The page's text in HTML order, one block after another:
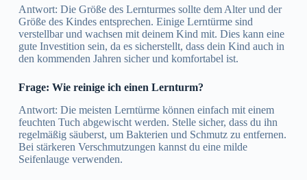
Antwort: Die Größe des Lernturmes sollte dem Alter und der
Größe des Kindes entsprechen. Einige Lerntürme sind
verstellbar und wachsen mit deinem Kind mit. Dies kann eine
gute Investition sein, da es sicherstellt, dass dein Kind auch in
den kommenden Jahren sicher und komfortabel ist.
Frage: Wie reinige ich einen Lernturm?
Antwort: Die meisten Lerntürme können einfach mit einem
feuchten Tuch abgewischt werden. Stelle sicher, dass du ihn
regelmäßig säuberst, um Bakterien und Schmutz zu entfernen.
Bei stärkeren Verschmutzungen kannst du eine milde
Seifenlauge verwenden.